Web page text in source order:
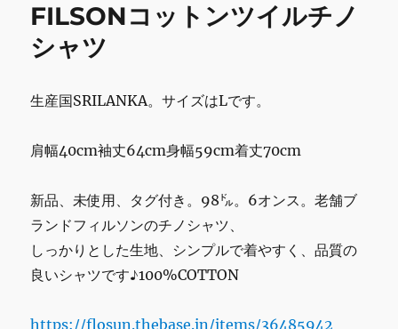
o
k
シ
未
用
舗
高
質
XS
FILSONコットンツイルチノ
シャツ
生産国SRILANKA。サイズはLです。
肩幅40cm袖丈64cm身幅59cm着丈70cm
新品、未使用、タグ付き。98㌦。6オンス。老舗ブ
ランドフィルソンのチノシャツ、
しっかりとした生地、シンプルで着やすく、品質の
良いシャツです♪100%COTTON
https://flosun.thebase.in/items/36485942